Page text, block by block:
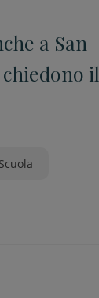
a San
il
Scuola